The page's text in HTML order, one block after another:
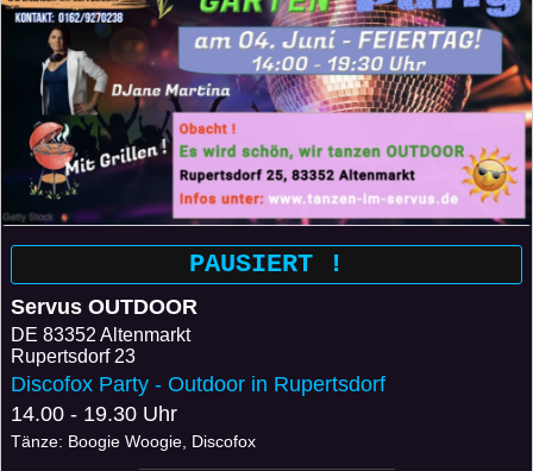
PAUSIERT !
Servus OUTDOOR
DE 83352 Altenmarkt
Rupertsdorf 23
Discofox Party - Outdoor in Rupertsdorf
14.00 - 19.30 Uhr
Tänze: Boogie Woogie, Discofox